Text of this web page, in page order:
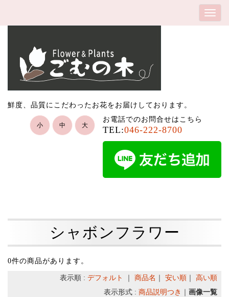
鮮度、品質にこだわったお花をお届けしております。
お電話でのお問合せはこちら
TEL:046-222-8700
小 中 大
シャボンフラワー
0件の商品があります。
表示順 : デフォルト 商品名 安い順
高い順
表示形式 : 商品説明つき 画像一覧